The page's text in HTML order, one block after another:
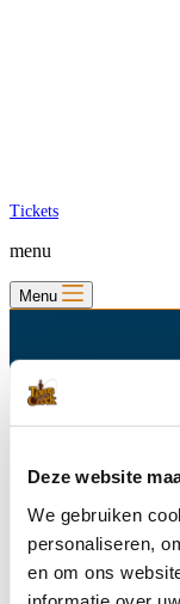
Deze website
We gebruiken
personaliseren,
en om ons
Tickets
menu
Menu